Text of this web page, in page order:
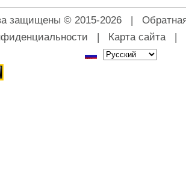
защищены © 2015-2026 |
| Карта сайта|